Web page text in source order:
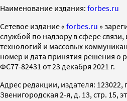
Наименование издания: forbes.ru
Cетевое издание « forbes.ru »
службой по надзору в сфере
технологий и массовых
номер и дата принятия решения о
ФС77-82431 от 23 декабря 2021 г.
Адрес редакции, издателя: 123022,
Звенигородская 2-я, д. 13, стр. 15,